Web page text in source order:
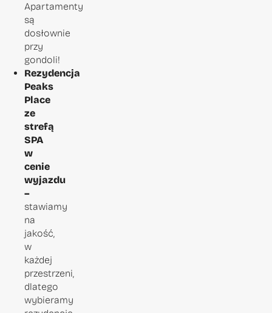
Apartamenty
są
dosłownie
przy
gondoli!
Rezydencja
Peaks
Place
ze
strefą
SPA
w
cenie
wyjazdu
–
stawiamy
na
jakość,
w
każdej
przestrzeni,
dlatego
wybieramy